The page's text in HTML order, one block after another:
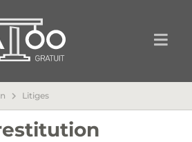
Litiges